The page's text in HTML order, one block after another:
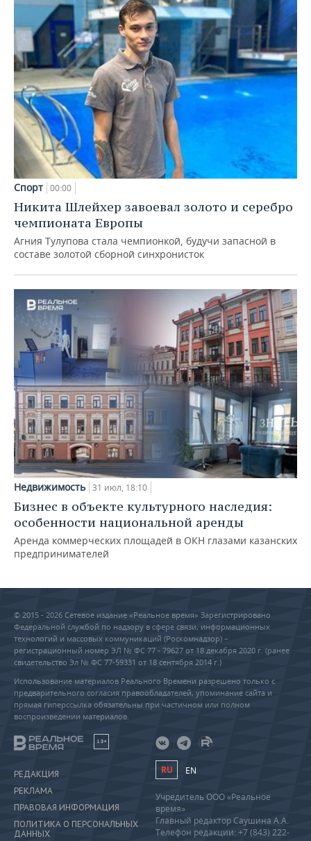
Спорт 00:00
Никита Шлейхер завоевал золото и серебро
чемпионата Европы
Агния Тулупова стала чемпионкой, будучи запасной в
составе золотой сборной синхронисток
Недвижимость 31 июл, 18:10
Бизнес в объекте культурного наследия:
особенности национальной аренды
Аренда коммерческих площадей в ОКН глазами казанских
предпринимателей
© 2015 - 2026 Сетевое издание «Реальное время» Зарегистрировано
Федеральной службой по надзору в сфере связи, информационных
технологий и массовых коммуникаций (Роскомнадзор) –
регистрационный номер ЭЛ № ФС 77 - 79627 от 18 декабря 2020 г. (ранее
свидетельство Эл № ФС 77-59331 от 18 сентября 2014 г.)
Использование материалов Реального Времени разрешено только с
предварительного согласия правообладателей, упоминание сайта и
прямая гиперссылка обязательны при частичном или полном
воспроизведении материалов.
18+
РЕДАКЦИЯ
РЕКЛАМА
ПРАВОВАЯ ИНФОРМАЦИЯ
ПОЛИТИКА О ПЕРСОНАЛЬНЫХ
ДАННЫХ
RU EN
Учредитель ООО «Реальное
время»
Главный редактор Саушина А.А.
Телефон редакции: +7 (843) 222-